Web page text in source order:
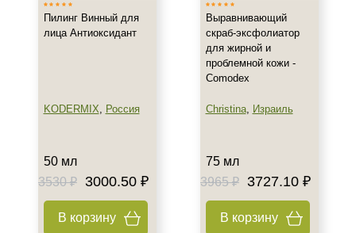
Пилинг Винный для
лица Антиоксидант
KODERMIX, Россия
50 мл
3530 ₽
3000.50 ₽
В корзину
Выравнивающий
скраб-эксфолиатор
для жирной и
проблемной кожи -
Comodex
Christina, Израиль
75 мл
3965 ₽
3727.10 ₽
В корзину